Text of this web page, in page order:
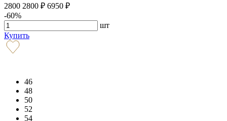
2800 2800 ₽ 6950 ₽
-60%
шт
Купить
46
48
50
52
54